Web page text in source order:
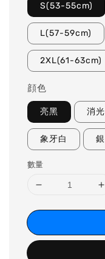
S(53-55cm)
L(57-59cm)
2XL(61-63cm)
顔色
亮黑 消
象牙白
數量